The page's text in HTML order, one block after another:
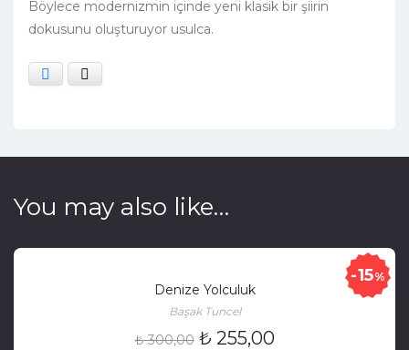
Böylece modernizmin içinde yeni klasik bir şiirin
dokusunu oluşturuyor usulca.
You may also like…
15%
Denize Yolculuk
Başak Tuncel
₺300,00 ₺ 255,00